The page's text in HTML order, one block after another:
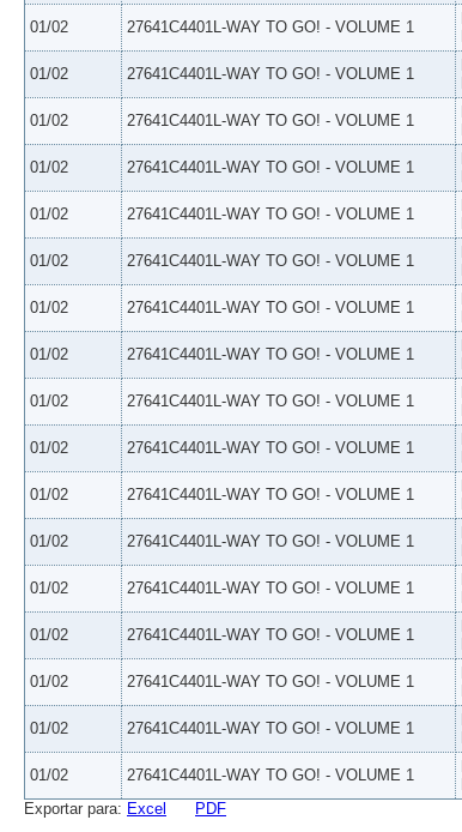
01/02 27641C4401L-WAY TO GO! - VOLUME 1
01/02 27641C4401L-WAY TO GO! - VOLUME 1
01/02 27641C4401L-WAY TO GO! - VOLUME 1
01/02 27641C4401L-WAY TO GO! - VOLUME 1
01/02 27641C4401L-WAY TO GO! - VOLUME 1
01/02 27641C4401L-WAY TO GO! - VOLUME 1
01/02 27641C4401L-WAY TO GO! - VOLUME 1
01/02 27641C4401L-WAY TO GO! - VOLUME 1
01/02 27641C4401L-WAY TO GO! - VOLUME 1
01/02 27641C4401L-WAY TO GO! - VOLUME 1
01/02 27641C4401L-WAY TO GO! - VOLUME 1
01/02 27641C4401L-WAY TO GO! - VOLUME 1
01/02 27641C4401L-WAY TO GO! - VOLUME 1
01/02 27641C4401L-WAY TO GO! - VOLUME 1
01/02 27641C4401L-WAY TO GO! - VOLUME 1
01/02 27641C4401L-WAY TO GO! - VOLUME 1
01/02 27641C4401L-WAY TO GO! - VOLUME 1
Exportar para: Excel PDF